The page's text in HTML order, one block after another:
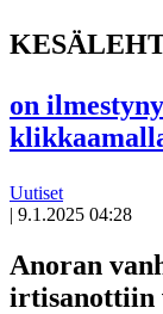
on
Uutiset
| 9.1.2025 04:28
Anoran
irtisanottiin